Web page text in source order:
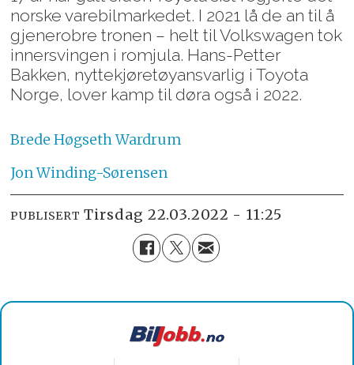
norske varebilmarkedet. I 2021 lå de an til å
gjenerobre tronen – helt til Volkswagen tok
innersvingen i romjula. Hans-Petter
Bakken, nyttekjøretøyansvarlig i Toyota
Norge, lover kamp til døra også i 2022.
Brede Høgseth Wardrum
JonWinding-Sørensen
PUBLISERT tirsdag 22.03.2022 - 11:25